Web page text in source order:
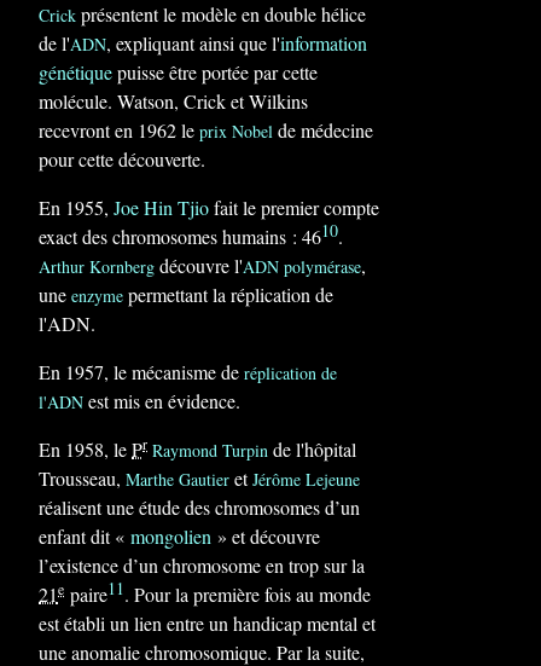
Crick présentent le modèle en double hélice
de l'ADN, expliquant ainsi que l'information
génétiquepuisse être portée par cette
molécule. Watson, Crick et Wilkins
recevront en 1962 le prix Nobel de médecine
pour cette découverte.
En 1955, Joe Hin Tjiofait le premier compte
exact des chromosomes humains : 4610.
Arthur Kornberg découvre l'ADN polymérase,
une enzyme permettant la réplication de
l'ADN.
En 1957, le mécanisme de réplication de
l'ADN est mis en évidence.
En 1958, lePr Raymond Turpin de l'hôpital
Trousseau, Marthe Gautier etJérôme Lejeune
réalisent une étude des chromosomes d’un
enfant dit « mongolien » et découvre
l’existence d’un chromosome en trop sur la
21e paire11. Pour la première fois au monde
est établi un lien entre un handicap mental et
une anomalie chromosomique. Par la suite,